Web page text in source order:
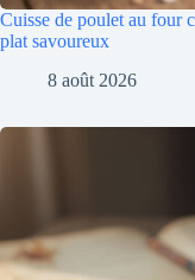
Cuisse de poulet au four
plat savoureux
8 août 2026